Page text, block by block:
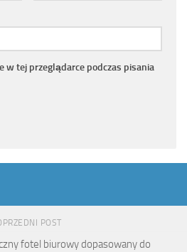
w tej przeglądarce podczas pisania
POST
fotel biurowy dopasowany do